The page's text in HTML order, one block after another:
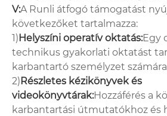
V:A Runli átfogó támogatást
következőket tartalmazza:
1)Helyszíni operatív oktatás:Egy
technikus gyakorlati oktatást
karbantartó személyzet
2)Részletes kézikönyvek és
videokönyvtárak:Hozzáférés a
karbantartási útmutatókhoz és